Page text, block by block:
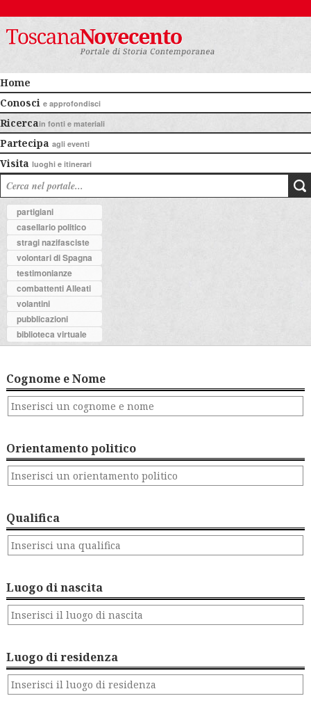
Home
Conosci e approfondisci
Ricercain fonti e materiali
Partecipa agli eventi
Visita luoghi e itinerari
partigiani
casellario politico
stragi nazifasciste
volontari di Spagna
testimonianze
combattenti Alleati
volantini
pubblicazioni
biblioteca virtuale
Cognome e Nome
Orientamento politico
Qualifica
Luogo di nascita
Luogo di residenza